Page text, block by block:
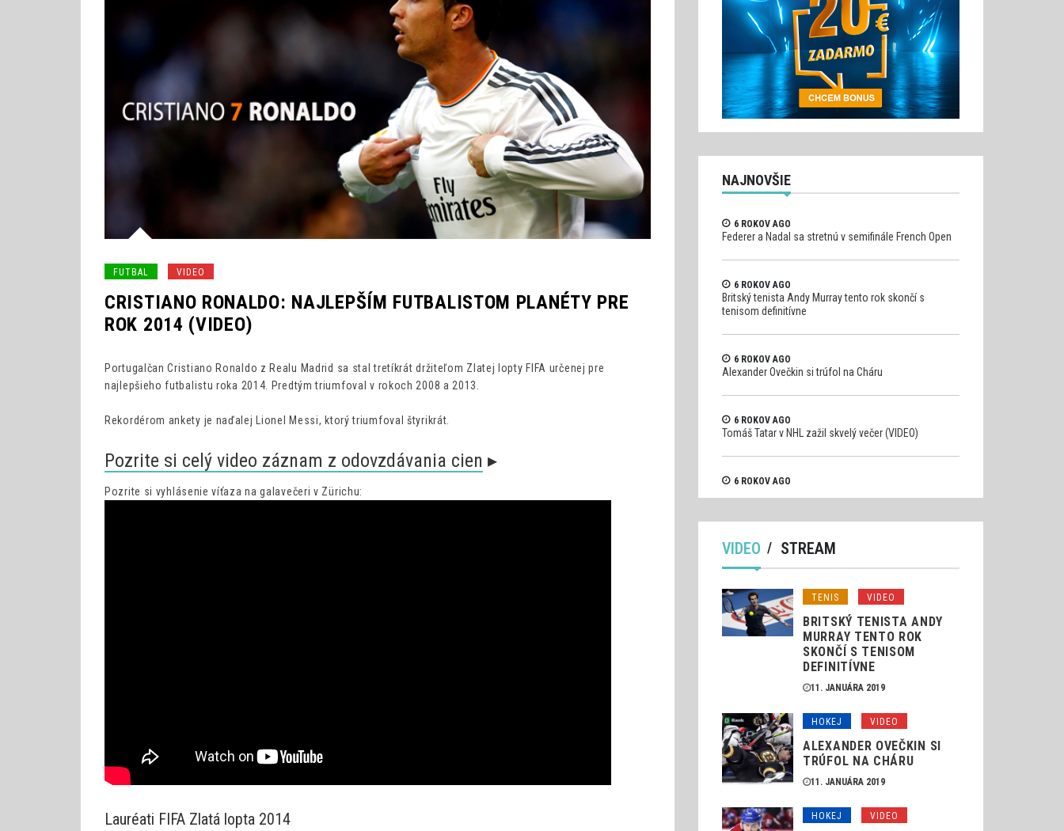
FUTBAL VIDEO
CRISTIANO RONALDO: NAJLEPŠÍM FUTBALISTOM PLANÉTY PRE
ROK 2014 (VIDEO)
Portugalčan Cristiano Ronaldo z Realu Madrid sa stal tretíkrát držiteľom Zlatej lopty FIFA určenej pre
najlepšieho futbalistu roka 2014. Predtým triumfoval v rokoch 2008 a 2013.
Rekordérom ankety je naďalej Lionel Messi, ktorý triumfoval štyrikrát.
Pozrite si celý video záznam z odovzdávania cien ▸
Pozrite si vyhlásenie víťaza na galavečeri v Zürichu:
Lauréati FIFA Zlatá lopta 2014
NAJNOVŠIE
6 ROKOV AGO
Federer a Nadal sa stretnú v semifinále French Open
6 ROKOV AGO
Britský tenista Andy Murray tento rok skončí s
tenisom definitívne
6 ROKOV AGO
Alexander Ovečkin si trúfol na Cháru
6 ROKOV AGO
Tomáš Tatar v NHL zažil skvelý večer (VIDEO)
6 ROKOV AGO
VIDEO STREAM
TENIS VIDEO
BRITSKÝ TENISTA ANDY
MURRAY TENTO ROK
SKONČÍ S TENISOM
DEFINITÍVNE
11. JANUÁRA 2019
HOKEJ VIDEO
ALEXANDER OVEČKIN SI
TRÚFOL NA CHÁRU
11. JANUÁRA 2019
HOKEJ VIDEO